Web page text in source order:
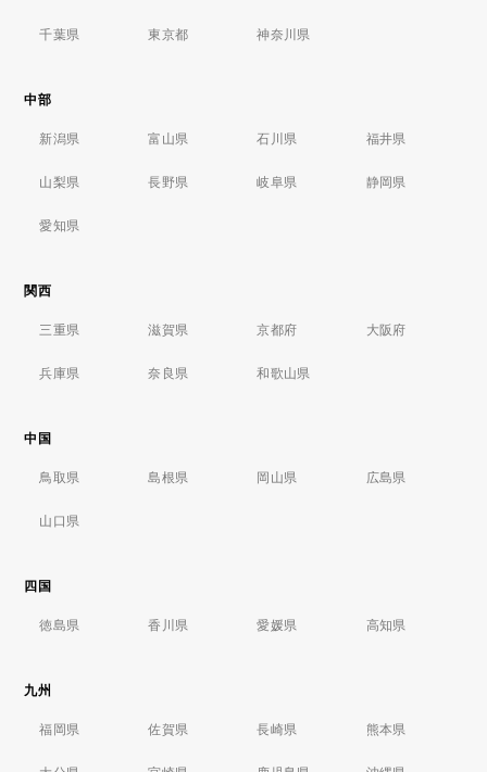
千葉県 東京都 神奈川県
中部
新潟県 富山県 石川県 福井県
山梨県 長野県 岐阜県 静岡県
愛知県
関西
三重県 滋賀県 京都府 大阪府
兵庫県 奈良県 和歌山県
中国
鳥取県 島根県 岡山県 広島県
山口県
四国
徳島県 香川県 愛媛県 高知県
九州
福岡県 佐賀県 長崎県 熊本県